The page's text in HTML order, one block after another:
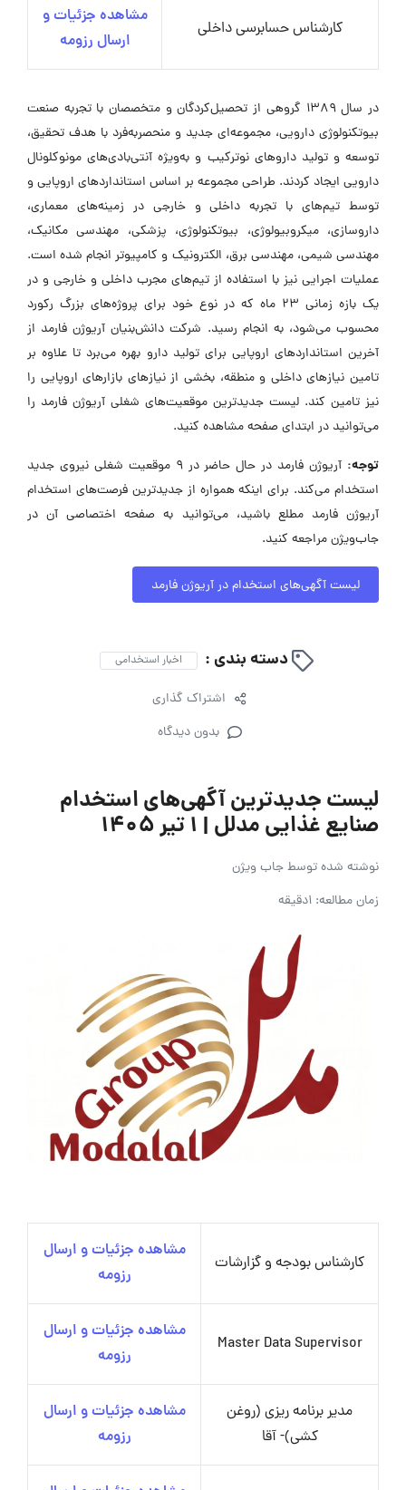
کارشناس حسابرسی داخلی
مشاهده جزئیات و
ارسال رزومه
در سال ۱۳۸۹ گروهی از تحصیل‌کردگان و متخصصان با تجربه صنعت
بیوتکنولوژی دارویی، مجموعه‌ای جدید و منحصر‌به‌فرد با هدف تحقیق،
توسعه و تولید داروهای نوترکیب و به‌ویژه آنتی‌بادی‌های مونوکلونال
دارویی ایجاد کردند. طراحی مجموعه بر اساس استانداردهای اروپایی و
توسط تیم‌های با تجربه داخلی و خارجی در زمینه‌های معماری،
داروسازی، میکروبیولوژی، بیوتکنولوژی، پزشکی، مهندسی مکانیک،
مهندسی شیمی، مهندسی برق، الکترونیک و کامپیوتر انجام شده است.
عملیات اجرایی نیز با استفاده از تیم‌های مجرب داخلی و خارجی و در
یک بازه زمانی ۲۳ ماه که در نوع خود برای پروژه‌های بزرگ رکورد
محسوب می‌شود، به انجام رسید. شرکت دانش‌بنیان آریوژن فارمد از
آخرین استانداردهای اروپایی برای تولید دارو بهره می‌برد تا علاوه بر
تامین نیازهای داخلی و منطقه، بخشی از نیازهای بازارهای اروپایی را
نیز تامین کند. لیست جدیدترین موقعیت‌های شغلی آریوژن فارمد را
می‌توانید در ابتدای صفحه مشاهده کنید.
توجه:
آریوژن فارمد در حال حاضر در ۹ موقعیت شغلی نیروی جدید
استخدام می‌کند. برای اینکه همواره از جدیدترین فرصت‌های استخدام
آریوژن فارمد مطلع باشید، می‌توانید به صفحه اختصاصی آن در
جاب‌ویژن مراجعه کنید.
لیست آگهی‌های استخدام در آریوژن فارمد
دسته بندی : اخبار استخدامی
اشتراک گذاری
بدون دیدگاه
لیست جدیدترین آگهی‌های استخدام
صنایع غذایی مدلل | ۱ تیر ۱۴۰۵
نوشته شده توسطجاب ویژن
زمان مطالعه: 1دقیقه
کارشناس بودجه و گزارشات
مشاهده جزئیات و ارسال
رزومه
Master Data Supervisor
مشاهده جزئیات و ارسال
رزومه
مدیر برنامه ریزی (روغن
کشی)- آقا
مشاهده جزئیات و ارسال
رزومه